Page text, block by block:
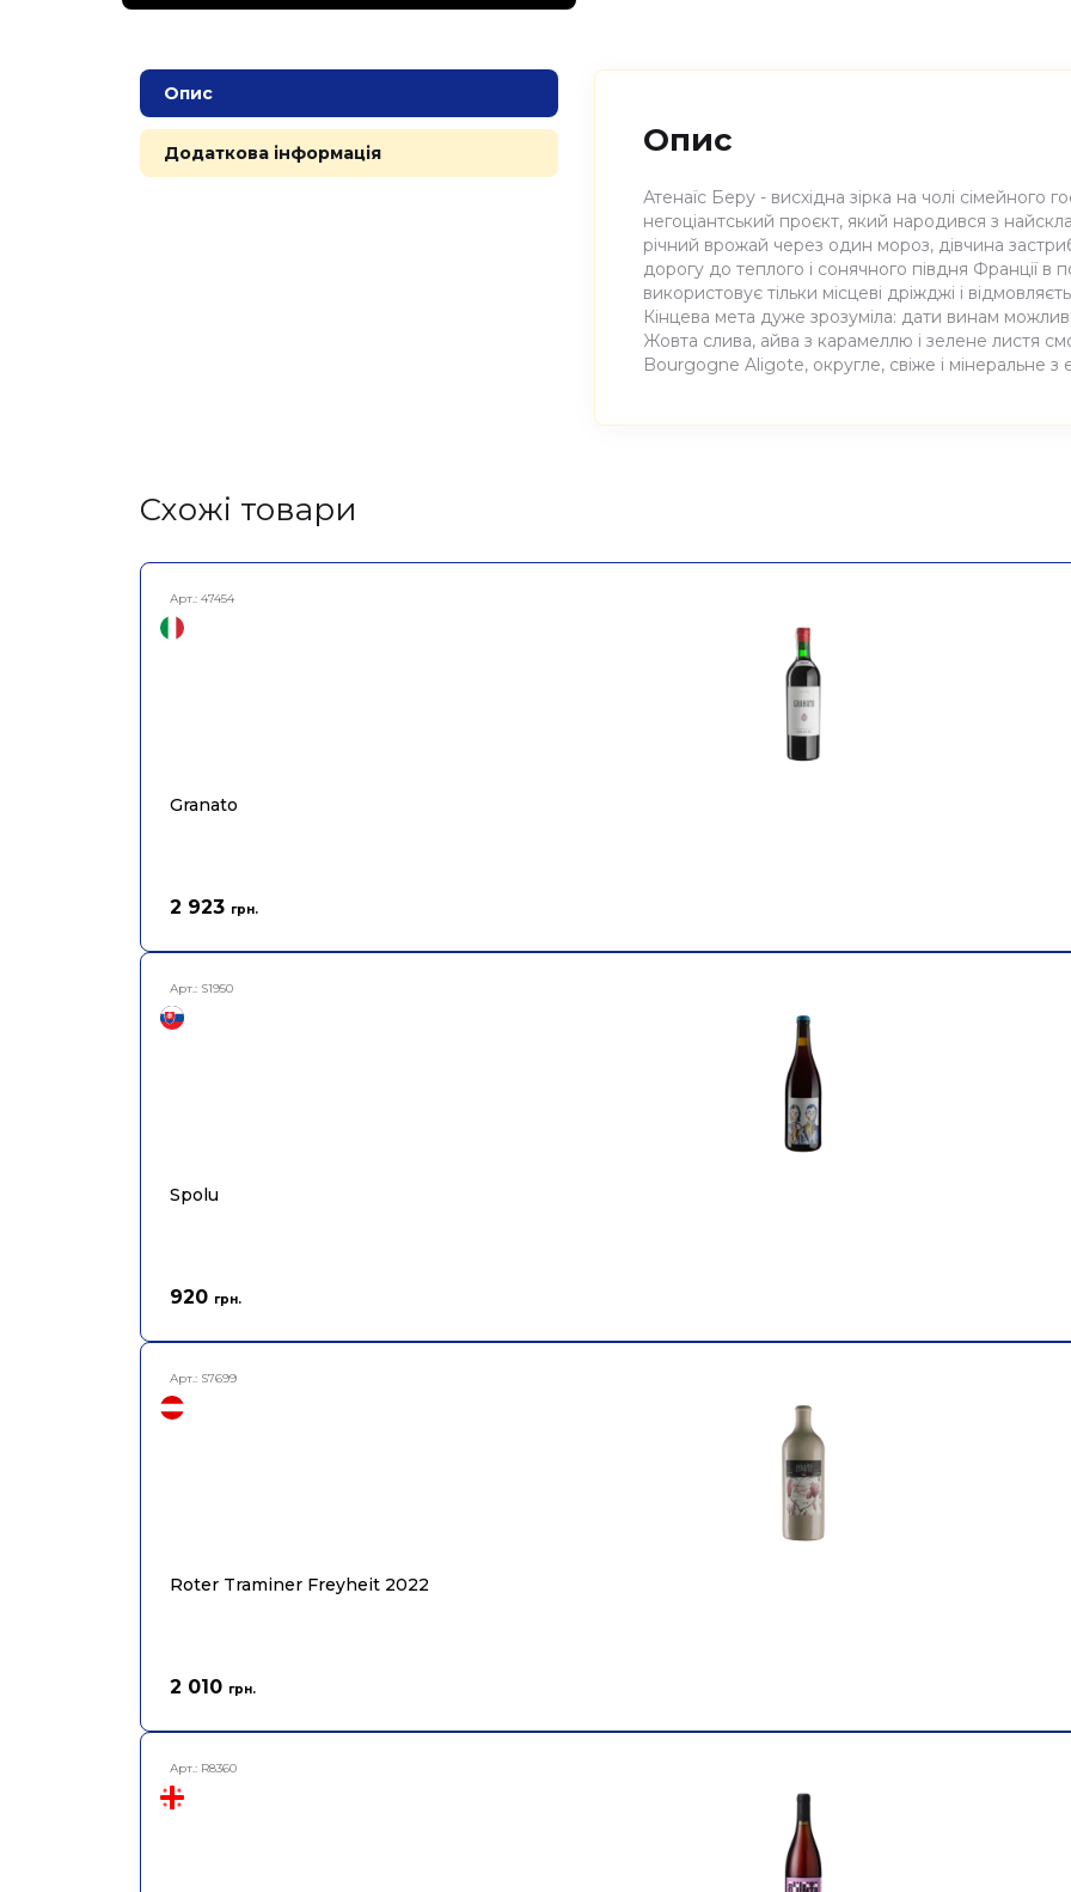
Опис
Додаткова інформація Опис
Атенаїс Беру - висхідна зірка на чолі
негоціантський проєкт, який народився з
річний врожай через один мороз, дівчина
дорогу до теплого і сонячного півдня Франції в
використовує тільки місцеві дріжджі і
Кінцева мета дуже зрозуміла: дати винам
Жовта слива, айва з карамеллю і зелене листя
Bourgogne Aligote, округле, свіже і мінеральне з
Постачальник
Cхожі товари
Арт.: 47454
Granato
2 923 грн.
Арт.: S1950
Spolu
920 грн.
Арт.: S7699
Roter Traminer Freyheit 2022
2 010 грн.
Арт.: R8360